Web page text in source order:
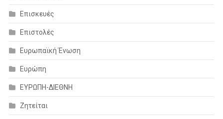
Επισκευές
Επιστολές
Ευρωπαϊκή Ένωση
Ευρώπη
ΕΥΡΩΠΗ-ΔΙΕΘΝΗ
Ζητείται